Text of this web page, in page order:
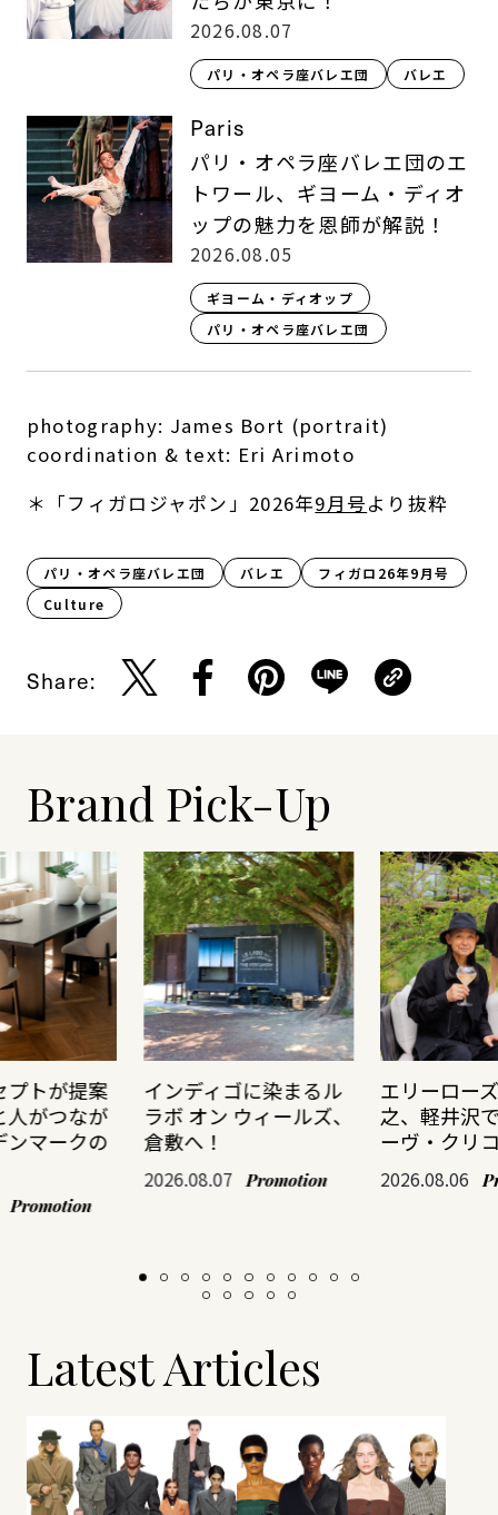
2026.08.07
パリ・オペラ座バレエ団 バレエ
Paris
パリ・オペラ座バレエ団のエ
トワール、ギヨーム・ディオ
ップの魅力を恩師が解説！
2026.08.05
ギヨーム・ディオップ
パリ・オペラ座バレエ団
photography: James Bort (portrait)
coordination & text: Eri Arimoto
＊「フィガロジャポン」2026年9月号より抜粋
パリ・オペラ座バレエ団 バレエ
フィガロ26年9月号
Culture​
Share:
Brand Pick-Up
プトが提案
人がつなが
ンマークの
Promotion
インディゴに染まるル
ラボ オン ウィールズ、
倉敷へ！
2026.08.07 Promotion
エリーロー
之、軽井沢
ーヴ・クリ
2026.08.06
Latest Articles